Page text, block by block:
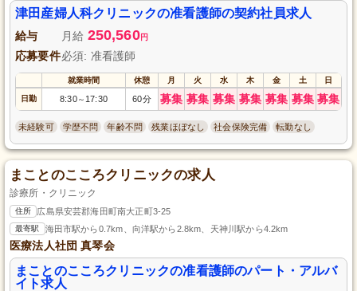
津田産婦人科クリニックの准看護師の契約社員求人
給与 月給 250,560円
応募要件必須: 准看護師
就業時間 休憩 月 火 水 木 金 土 日
日勤 8:30～ 17:30 60分 募集 募集 募集 募集 募集 募集 募集
未経験可 学歴不問 年齢不問 残業ほぼなし 社会保険完備 転勤なし
まことのこころクリニックの求人
診療所・クリニック
住所 広島県安芸郡海田町南大正町3-25
最寄駅 海田市駅から0.7km、向洋駅から2.8km、天神川駅から4.2km
医療法人社団 真琴会
まことのこころクリニックの准看護師のパート・アルバ
イト求人